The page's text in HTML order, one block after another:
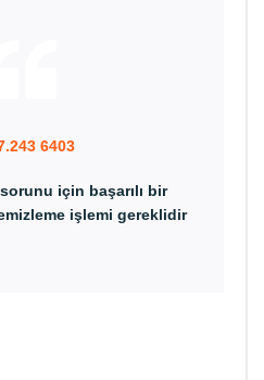
6403
sorunu için başarılı bir
işlemi gereklidir